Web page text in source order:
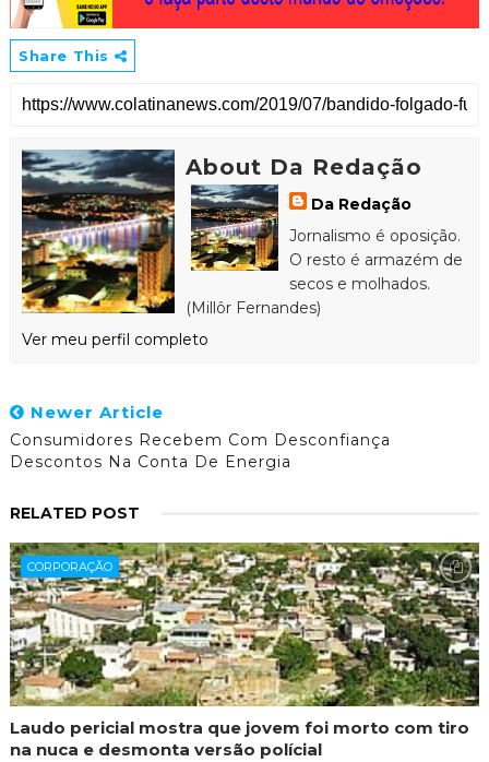
Share This
About Da Redação
Da Redação
Jornalismo é oposição.
O resto é armazém de
secos e molhados.
(Millôr Fernandes)
Ver meu perfil completo
Newer Article
Consumidores Recebem Com Desconfiança
Descontos Na Conta De Energia
RELATED POST
CORPORAÇÃO
Laudo pericial mostra que jovem foi morto com tiro
na nuca e desmonta versão polícial